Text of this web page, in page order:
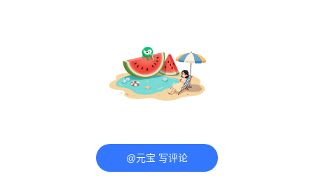
@元宝 写评论